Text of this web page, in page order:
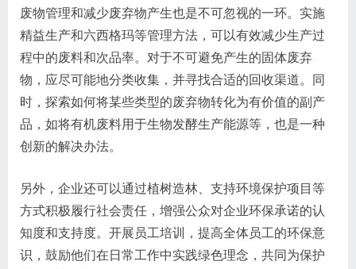
废物管理和减少废弃物产生也是不可忽视的一环。实施
精益生产和六西格玛等管理方法，可以有效减少生产过
程中的废料和次品率。对于不可避免产生的固体废弃
物，应尽可能地分类收集，并寻找合适的回收渠道。同
时，探索如何将某些类型的废弃物转化为有价值的副产
品，如将有机废料用于生物发酵生产能源等，也是一种
创新的解决办法。
另外，企业还可以通过植树造林、支持环境保护项目等
方式积极履行社会责任，增强公众对企业环保承诺的认
知度和支持度。开展员工培训，提高全体员工的环保意
识，鼓励他们在日常工作中实践绿色理念，共同为保护